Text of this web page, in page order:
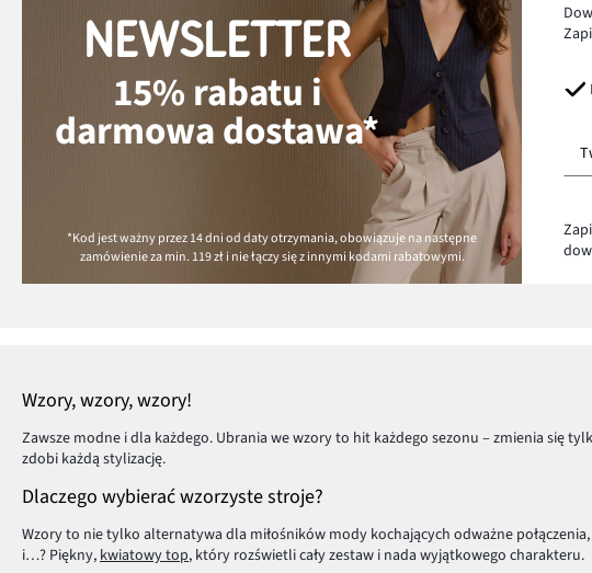
NEWSLETTER
15% rabatu i
darmowa dostawa*
*Kod jest ważny przez 14 dni od daty otrzymania, obowiązuje na następne
zamówienie za min. 119 złi nie łączy się z innymi kodami rabatowymi.
Wzory, wzory, wzory!
Zawsze modne i dla każdego. Ubrania we wzory to hit każdego sezonu – zmienia się
zdobi każdą stylizację.
Dlaczego wybierać wzorzyste stroje?
Wzory to nie tylko alternatywa dla miłośników mody kochających odważne
i…? Piękny, kwiatowy top, który rozświetli cały zestaw i nada wyjątkowego charakteru.